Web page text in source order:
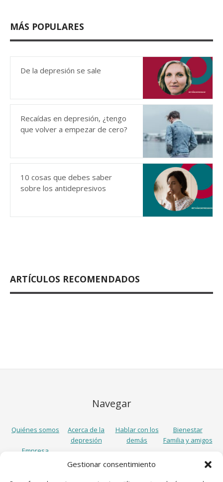
Gestionar consentimiento
MÁS POPULARES
De la depresión se sale
Recaídas en depresión, ¿tengo
que volver a empezar de cero?
10 cosas que debes saber
sobre los antidepresivos
ARTÍCULOS RECOMENDADOS
Navegar
Quiénes somos
Acerca de la
depresión
Hablar con los
demás
Bienestar
Familia y amigos
Empresa